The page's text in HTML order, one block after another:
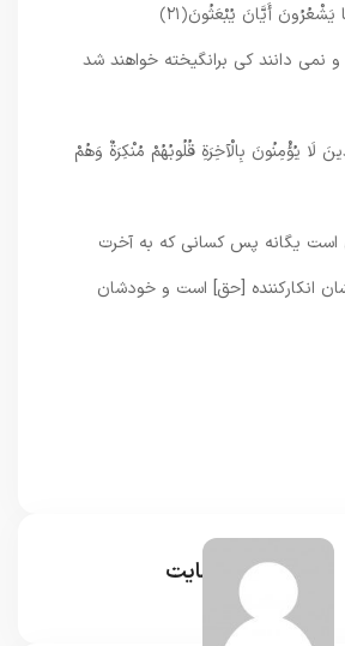
يَشْعُرُونَ أَيَّانَ يُبْعَثُونَ﴿۲۱﴾
و نمى‏ دانند كى برانگيخته خواهند شد
لَا يُؤْمِنُونَ بِالْآخِرَةِ قُلُوبُهُمْ مُنْكِرَةٌ وَهُمْ
است‏ يگانه پس كسانى كه به آخرت
انكاركننده [حق] است و خودشان
مدیر سایت